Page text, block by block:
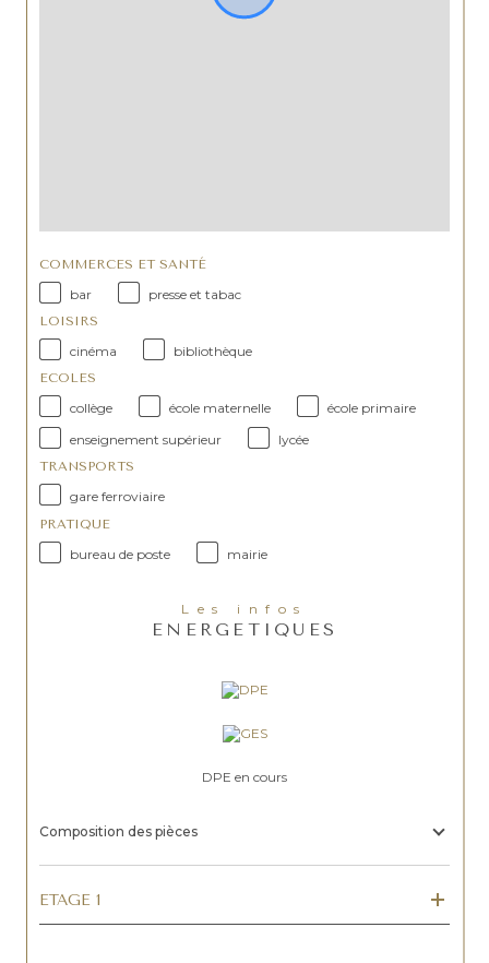
COMMERCES ET SANTÉ
bar presse et tabac
LOISIRS
cinéma bibliothèque
ECOLES
collège école maternelle
école primaire
enseignement supérieur
lycée
TRANSPORTS
gare ferroviaire
PRATIQUE
bureau de poste mairie
Les infos
ENERGETIQUES
DPE en cours
Composition des pièces
ETAGE 1